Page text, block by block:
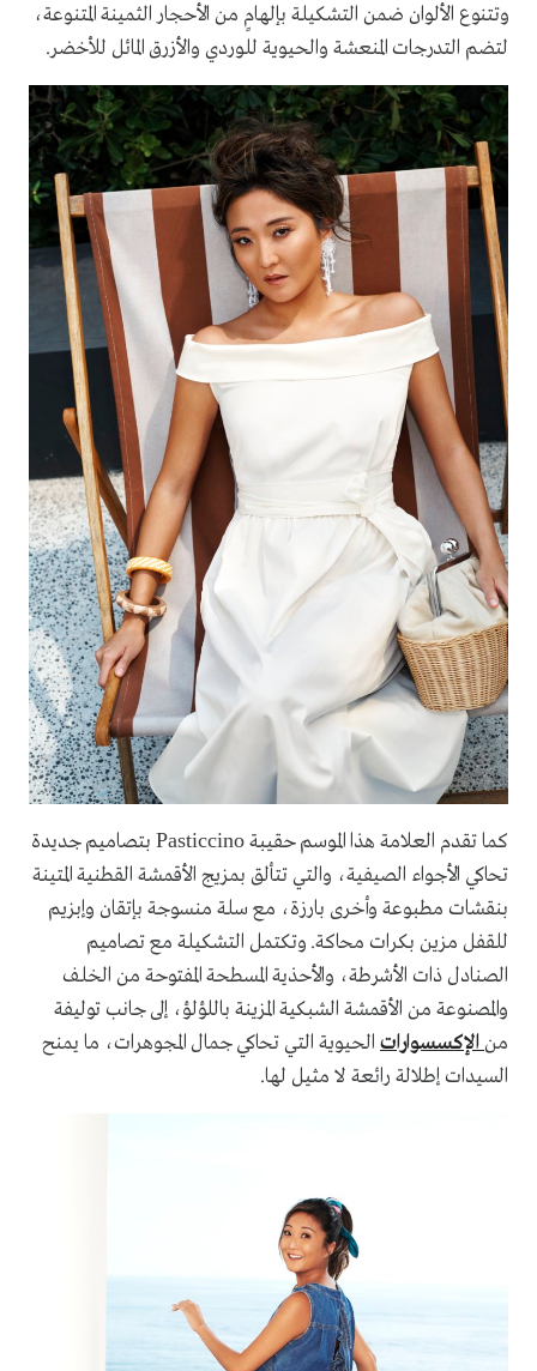
وتتنوع الألوان ضمن التشكيلة بإلهامٍ من الأحجار الثمينة المتنوعة،
لتضم التدرجات المنعشة والحيوية للوردي والأزرق المائل للأخضر.
كما تقدم العلامة هذا الموسم حقيبة Pasticcino بتصاميم جديدة
تحاكي الأجواء الصيفية، والتي تتألق بمزيج الأقمشة القطنية المتينة
بنقشات مطبوعة وأخرى بارزة، مع سلة منسوجة بإتقان وإبزيم
للقفل مزين بكرات محاكة. وتكتمل التشكيلة مع تصاميم
الصنادل ذات الأشرطة، والأحذية المسطحة المفتوحة من الخلف
والمصنوعة من الأقمشة الشبكية المزينة باللؤلؤ، إلى جانب توليفة
منالإكسسوارات الحيوية التي تحاكي جمال المجوهرات، ما يمنح
السيدات إطلالة رائعة لا مثيل لها.